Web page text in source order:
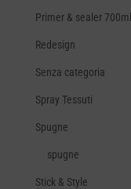
Primer & sealer 700ml
Redesign
Senza categoria
Spray Tessuti
Spugne
spugne
Stick & Style